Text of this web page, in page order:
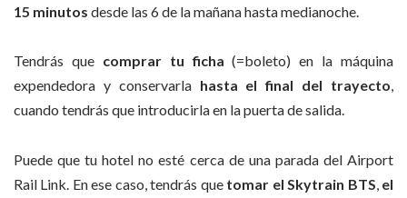
15 minutos desde las 6 de la mañana hasta medianoche.
Tendrás que comprar tu ficha (=boleto) en la máquina
expendedora y conservarla hasta el final del trayecto,
cuando tendrás que introducirla en la puerta de salida.
Puede que tu hotel no esté cerca de una parada del Airport
Rail Link. En ese caso, tendrás que tomar el Skytrain BTS el